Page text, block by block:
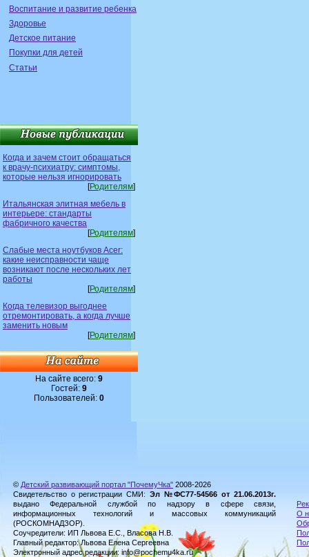
Воспитание и развитие ребенка
Здоровье
Детское питание
Покупки для детей
Статьи
Когда и зачем стоит обращаться
к врачу-психиатру: симптомы,
которые нельзя игнорировать
[Родителям]
Итальянская элитная мебель в
интерьере: стандарты
фабричного качества
[Родителям]
Слабые места ноутбуков Acer:
какие неисправности чаще
возникают после нескольких лет
работы
[Родителям]
Когда телевизор выгоднее
отремонтировать, а когда лучше
заменить новым
[Родителям]
На сайте всего: 9
Гостей: 9
Пользователей: 0
© Детский развивающий портал "ПочемуЧка" 2008-2026
Свидетельство о регистрации СМИ: Эл №ФС77-54566 от 21.06.2013г.
выдано Федеральной службой по надзору в сфере связи,
информационных технологий и массовых коммуникаций
(РОСКОМНАДЗОР).
Соучредители: ИП Львова Е.С., Власова Н.В.
Главный редактор: Львова Елена Сергеевна
Электронный адрес редакции: info@pochemu4ka.ru
О